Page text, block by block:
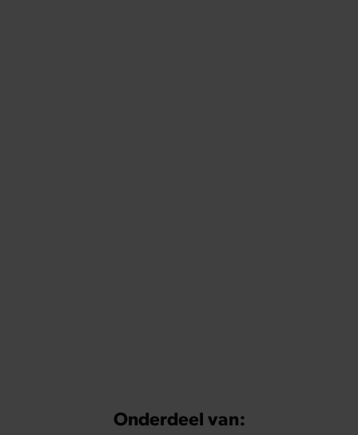
Onderdeel van: